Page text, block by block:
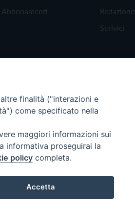
Abbonamenti
Redazione
Scrivici
finalità ("interazioni e
come specificato nella
maggiori informazioni sui
informativa proseguirai la
policy completa.
Accetta